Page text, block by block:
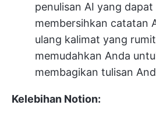
penulisan AI yang dapat
membersihkan catatan
ulang kalimat yang rumit
memudahkan Anda
membagikan tulisan
Kelebihan Notion: